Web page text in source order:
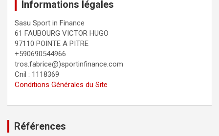
Informations légales
Sasu Sport in Finance
61 FAUBOURG VICTOR HUGO
97110 POINTE A PITRE
+590690544966
tros.fabrice@)sportinfinance.com
Cnil : 1118369
Conditions Générales du Site
Références